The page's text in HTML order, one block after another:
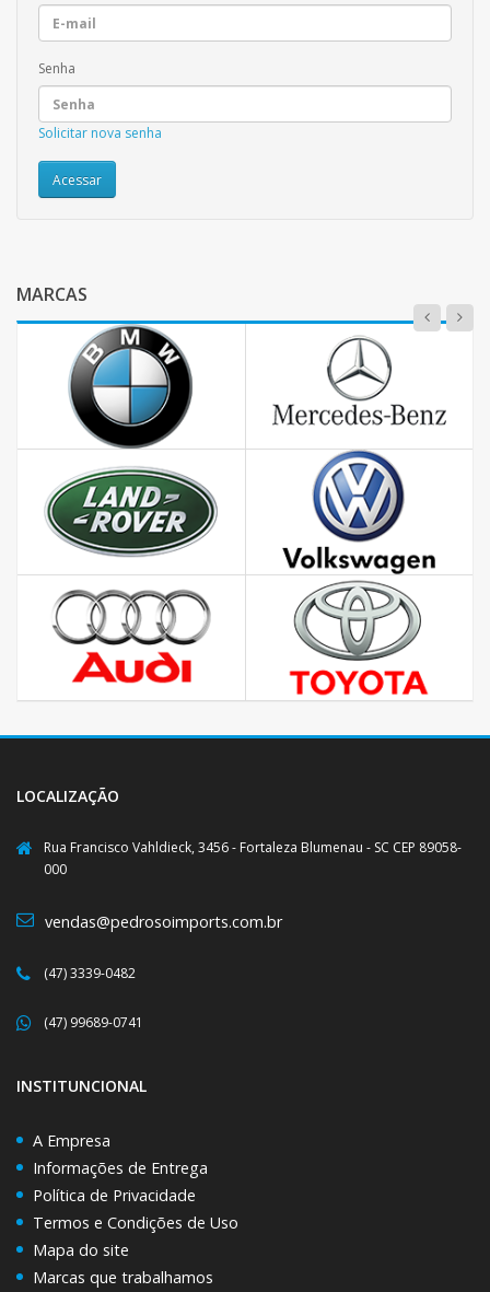
Senha
Solicitar nova senha
MARCAS
LOCALIZAÇÃO
Rua Francisco Vahldieck, 3456 - Fortaleza Blumenau - SC CEP 89058-
000
vendas@pedrosoimports.com.br
(47) 3339-0482
(47) 99689-0741
INSTITUNCIONAL
A Empresa
Informações de Entrega
Política de Privacidade
Termos e Condições de Uso
Mapa do site
Marcas que trabalhamos